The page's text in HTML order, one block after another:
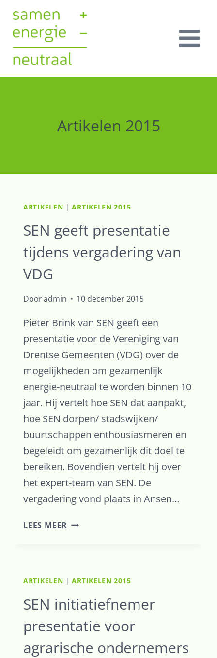
naar
inhoud
Artikelen 2015
ARTIKELEN |ARTIKELEN 2015
SEN geeft presentatie
tijdens vergadering van
VDG
Dooradmin 10 december 2015
Pieter Brink van SEN geeft een
presentatie voor de Vereniging van
Drentse Gemeenten (VDG) over de
mogelijkheden om gezamenlijk
energie-neutraal te worden binnen 10
jaar. Hij vertelt hoe SEN dat aanpakt,
hoe SEN dorpen/ stadswijken/
buurtschappen enthousiasmeren en
begeleidt om gezamenlijk dit doel te
bereiken. Bovendien vertelt hij over
het expert-team van SEN. De
vergadering vond plaats in Ansen…
LEES MEER SEN
VAN
VDG
ARTIKELEN |ARTIKELEN 2015
SEN initiatiefnemer
presentatie voor
agrarische ondernemers